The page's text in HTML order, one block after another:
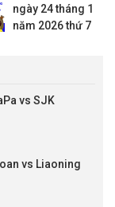
ngày 24 tháng 1
năm 2026 thứ 7
vs SJK
vs Liaoning